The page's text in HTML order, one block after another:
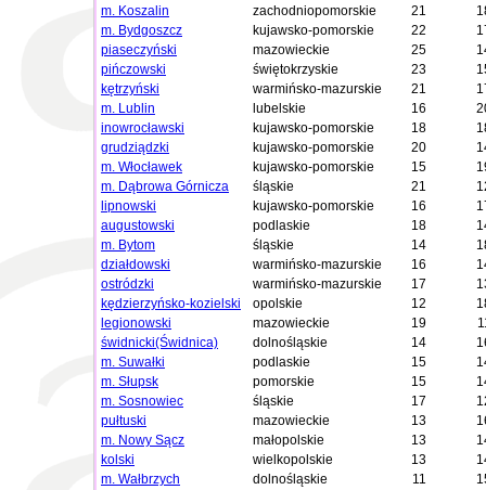
m. Koszalin
zachodniopomorskie 21
m. Bydgoszcz
kujawsko-pomorskie 22
piaseczyński
mazowieckie 25
pińczowski
świętokrzyskie 23
kętrzyński
warmińsko-mazurskie 21
m. Lublin
lubelskie 16
inowrocławski
kujawsko-pomorskie 18
grudziądzki
kujawsko-pomorskie 20
m. Włocławek
kujawsko-pomorskie 15
m. Dąbrowa Górnicza
śląskie 21
lipnowski
kujawsko-pomorskie 16
augustowski
podlaskie 18
m. Bytom
śląskie 14
działdowski
warmińsko-mazurskie 16
ostródzki
warmińsko-mazurskie 17
kędzierzyńsko-kozielski
opolskie 12
legionowski
mazowieckie 19
świdnicki(Świdnica)
dolnośląskie 14
m. Suwałki
podlaskie 15
m. Słupsk
pomorskie 15
m. Sosnowiec
śląskie 17
pułtuski
mazowieckie 13
m. Nowy Sącz
małopolskie 13
kolski
wielkopolskie 13
m. Wałbrzych
dolnośląskie 11